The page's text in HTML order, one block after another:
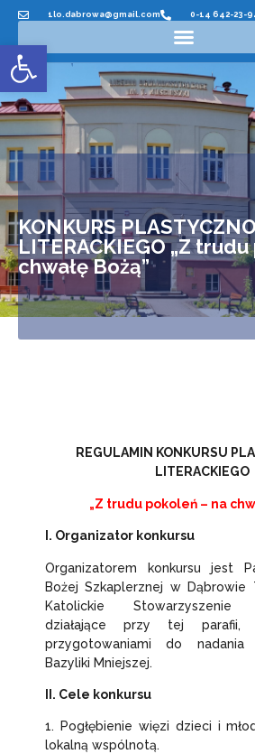
Otwórz pasek
1lo.dabrowa@gmail.com 0-14 642-23-
KONKURS
LITERACKIEGO „Z
chwałę Bożą”
REGULAMIN KONKURSU
LITERACKIEGO
„Z trudu pokoleń – na
I. Organizator konkursu
Organizatorem konkursu jest
Bożej Szkaplerznej w Dąbrowie
Katolickie Stowarzyszenie
działające przy tej
przygotowaniami do nadania
Bazyliki Mniejszej.
II. Cele konkursu
1. Pogłębienie więzi dzieci i
lokalną wspólnotą.